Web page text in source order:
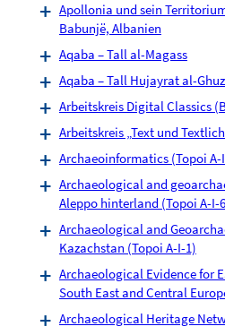
Apollonia und sein
Babunjë, Albanien
Aqaba – Tall al-Magass
Aqaba – Tall Hujayrat al-
Arbeitskreis Digital Classics
Arbeitskreis „Text und
Archaeoinformatics (Topoi A-
Archaeological and
Aleppo hinterland (Topoi A-I-
Archaeological and
Kazachstan (Topoi A-I-1)
Archaeological Evidence for
South East and Central
Archaeological Heritage